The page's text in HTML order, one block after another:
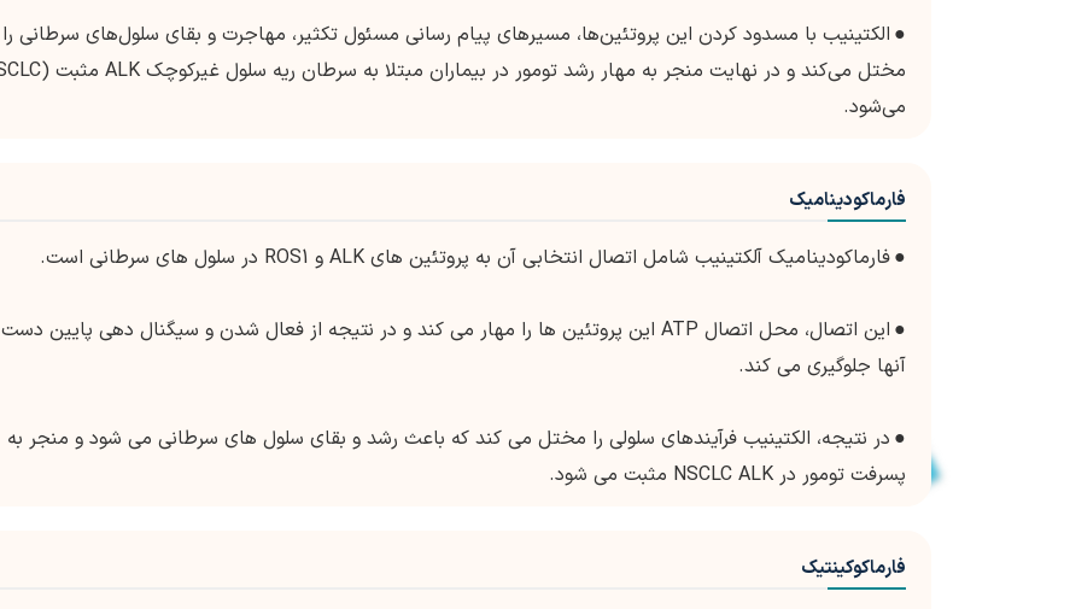
● الکتینیب با مسدود کردن این پروتئین‌ها، مسیرهای پیام رسانی مسئول تکثیر، مهاجرت و بقای سلول‌های سرطانی را
می‌شود.
فارماکودینامیک
●فارماکودینامیک آلکتینیب شامل اتصال انتخابی آن به پروتئین های ALK و ROS1 در سلول های سرطانی است.
●
این اتصال، محل اتصال ATP این پروتئین ها را مهار می کند و در نتیجه از فعال شدن و سیگنال دهی پایین دست
آنها جلوگیری می کند.
● در نتیجه، الکتینیب فرآیندهای سلولی را مختل می کند که باعث رشد و بقای سلول های سرطانی می شود و منجر به
پسرفت تومور در NSCLC ALK مثبت می شود.
فارماکوکینتیک